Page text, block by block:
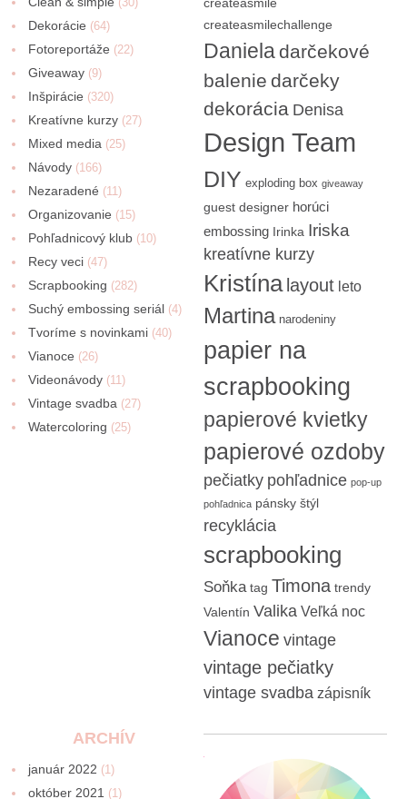
Dekorácie (64)
Fotoreportáže (22)
Giveaway (9)
Inšpirácie (320)
Kreatívne kurzy (27)
Mixed media (25)
Návody (166)
Nezaradené (11)
Organizovanie (15)
Pohľadnicový klub (10)
Recy veci (47)
Scrapbooking (282)
Suchý embossing seriál (4)
Tvoríme s novinkami (40)
Vianoce (26)
Videonávody (11)
Vintage svadba (27)
Watercoloring (25)
createasmilechallenge
Daniela darčekové
balenie darčeky
dekorácia Denisa
Design Team
DIY exploding box giveaway
guest designer horúci
embossing Irinka Iriska
kreatívne kurzy
Kristína layout leto
Martina narodeniny
papier na
scrapbooking
papierové kvietky
papierové ozdoby
pečiatky pohľadnice pop-up
pohľadnica pánsky štýl
recyklácia
scrapbooking
Soňka tag Timona trendy
Valentín Valika Veľká noc
Vianoce vintage
vintage pečiatky
vintage svadba zápisník
ARCHÍV
január 2022 (1)
október 2021 (1)